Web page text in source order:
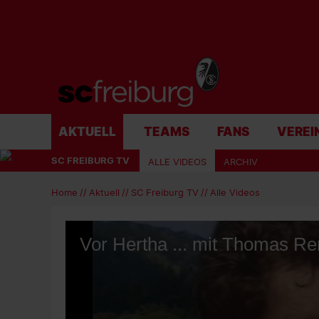
AKTUELL TEAMS FANS VEREIN
SC FREIBURG TV ALLE VIDEOS ARCHIV
Home Aktuell SC Freiburg TV Alle Videos
Vor Hertha ... mit Thomas